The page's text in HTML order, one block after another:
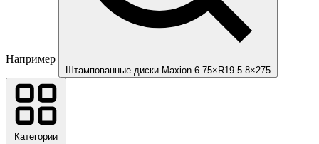
Например
Штампованные диски Maxion 6.75×R19.5 8×275
Категории